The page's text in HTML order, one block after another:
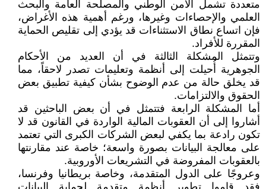
متعددة تشمل الأمن الوطني والمصلحة العامة والبحث
العلمي والإحصاءات وغيرها، ورغم أهمية هذه الأغراض،
فإن اتساع نطاق الاستثناءات قد يؤدي إلى تقليص الحماية
المقررة للأفراد.
وتتمثل المشكلة الثالثة في أن العديد من الأحكام
الجوهرية أُحيلت إلى أنظمة وتعليمات تصدر لاحقاً، مما
قد يخلق حالة من عدم الوضوح بشأن كيفية تطبيق بعض
الحقوق والالتزامات.
أما المشكلة الرابعة فتتمثل في أن بعض الباحثين قد
أشاروا إلى أن العقوبات المالية الواردة في القانون قد لا
تكون رادعة بما يكفي لبعض الشركات الكبرى التي تعتمد
على معالجة البيانات بصورة واسعة؛ خاصة عند مقارنتها
بالعقوبات المفروضة في التشريعات الأوروبية.
وعروجًا على الدول المتقدمة، وخاصة بريطانيا وفرنسا،